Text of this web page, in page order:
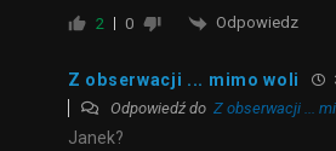
2 0 Odpowiedz
Z obserwacji ... mimo woli
Odpowiedź do Z obserwacji ...
Janek?